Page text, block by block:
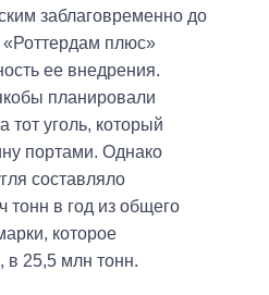
заблаговременно до
плюс»
ее внедрения.
планировали
тот уголь, который
портами. Однако
составляло
тонн в год из общего
которое
в 25,5 млн тонн.